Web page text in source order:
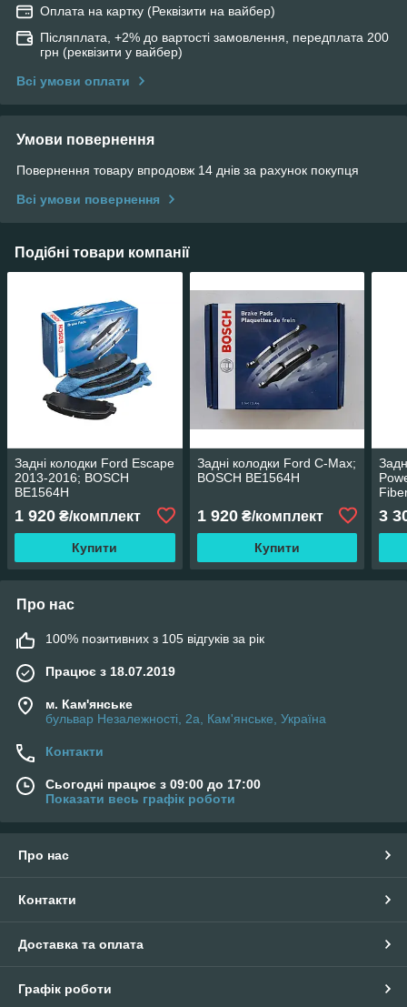
Оплата на картку (Реквізити на вайбер)
Післяплата, +2% до вартості замовлення, передплата 200
грн (реквізити у вайбер)
Всі умови оплати
Умови повернення
Повернення товару впродовж 14 днів за рахунок покупця
Всі умови повернення
Подібні товари компанії
Задні колодки Ford Escape
2013-2016; BOSCH
BE1564H
1 920 ₴/комплект
Купити
Задні колодки Ford C-Max;
BOSCH BE1564H
1 920₴/комплект
Купити
3
Про нас
100% позитивних з 105 відгуків за рік
Працює з 18.07.2019
м. Кам'янське
бульвар Незалежності, 2а, Кам'янське, Україна
Контакти
Сьогодні працює з 09:00 до 17:00
Показати весь графік роботи
Про нас
Контакти
Доставка та оплата
Графік роботи